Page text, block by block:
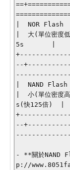
|  NOR
|  大(單位密
5s       |
--
|  NAND
|  小(單位
s(快125倍)  |
--
- **關於NAND
p://